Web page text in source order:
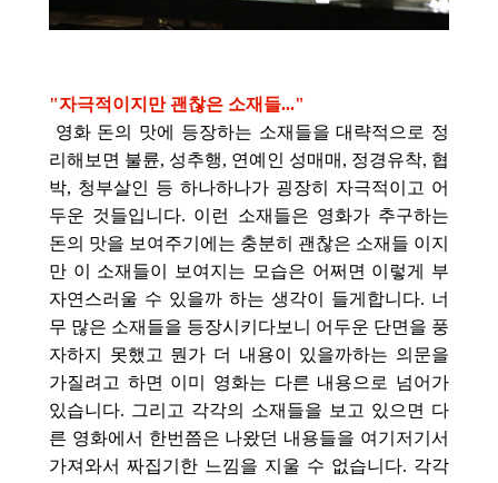
"자극적이지만 괜찮은 소재들..."
영화 돈의 맛에 등장하는 소재들을 대략적으로 정
리해보면 불륜, 성추행, 연예인 성매매, 정경유착, 협
박, 청부살인 등 하나하나가 굉장히 자극적이고 어
두운 것들입니다. 이런 소재들은 영화가 추구하는
돈의 맛을 보여주기에는 충분히 괜찮은 소재들 이지
만 이 소재들이 보여지는 모습은 어쩌면 이렇게 부
자연스러울 수 있을까 하는 생각이 들게합니다. 너
무 많은 소재들을 등장시키다보니 어두운 단면을 풍
자하지 못했고 뭔가 더 내용이 있을까하는 의문을
가질려고 하면 이미 영화는 다른 내용으로 넘어가
있습니다. 그리고 각각의 소재들을 보고 있으면 다
른 영화에서 한번쯤은 나왔던 내용들을 여기저기서
가져와서 짜집기한 느낌을 지울 수 없습니다. 각각